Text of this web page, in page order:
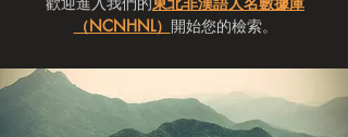
（NCNHNL） 開始您的檢索。